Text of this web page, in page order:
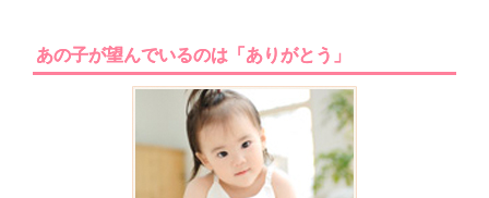
あの子が望んでいるのは「ありがとう」